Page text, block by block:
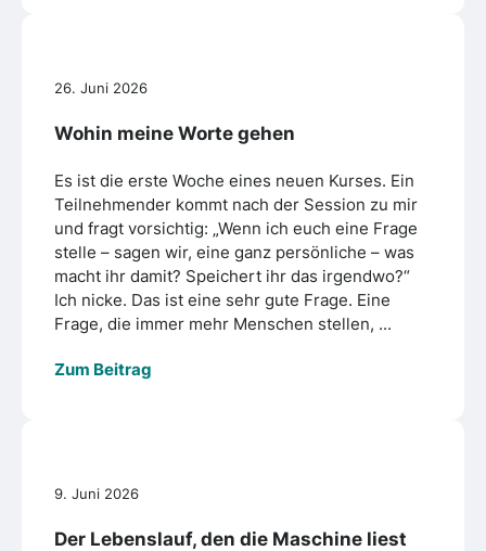
26. Juni 2026
Wohin meine Worte gehen
Es ist die erste Woche eines neuen Kurses. Ein
Teilnehmender kommt nach der Session zu mir
und fragt vorsichtig: „Wenn ich euch eine Frage
stelle – sagen wir, eine ganz persönliche – was
macht ihr damit? Speichert ihr das irgendwo?“
Ich nicke. Das ist eine sehr gute Frage. Eine
Frage, die immer mehr Menschen stellen, ...
Zum Beitrag
9. Juni 2026
Der Lebenslauf, den die Maschine liest